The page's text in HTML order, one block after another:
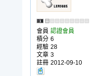
會員 認證會員
積分 6
經驗 28
文章 3
註冊 2012-09-10